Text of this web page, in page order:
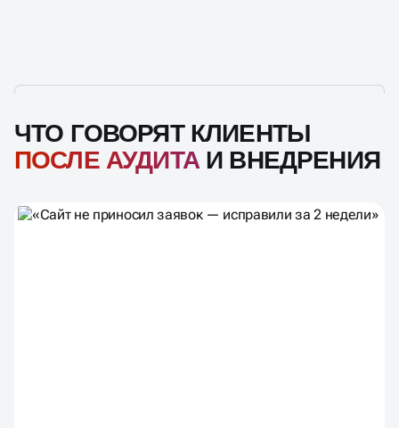
ЧТО ГОВОРЯТ КЛИЕНТЫ
ПОСЛЕ АУДИТАИ ВНЕДРЕНИЯ